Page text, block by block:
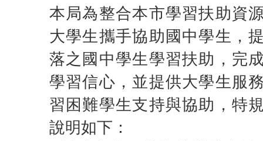
本局為整合本市學習扶助資
大學生攜手協助國中學生，
落之國中學生學習扶助，完
學習信心，並提供大學生服
習困難學生支持與協助，特
說明如下：